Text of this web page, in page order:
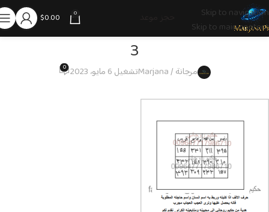
Skip to navigation
Skip to main content
0
$0.00
3
مرجانة / Marjana تشغيل 6 مايو، 2023 0